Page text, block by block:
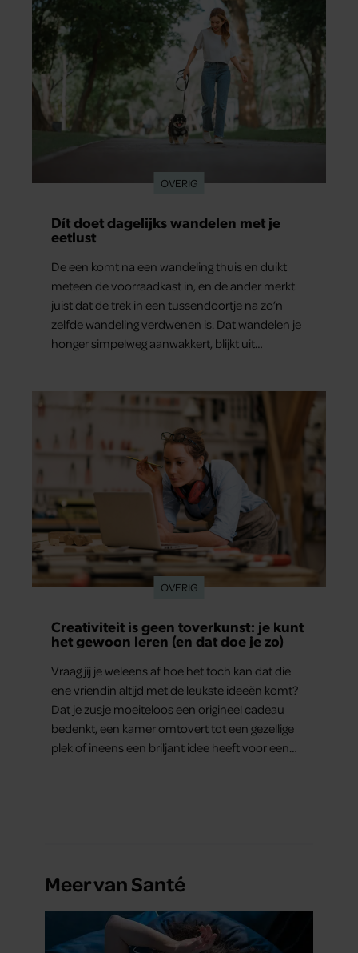
OVERIG
Dít doet dagelijks wandelen met je
eetlust
De een komt na een wandeling thuis en duikt
meteen de voorraadkast in, en de ander merkt
juist dat de trek in een tussendoortje na zo’n
zelfde wandeling verdwenen is. Dat wandelen je
honger simpelweg aanwakkert, blijkt uit
OVERIG
Creativiteit is geen toverkunst: je kunt
het gewoon leren (en dat doe je zo)
Vraag jij je weleens af hoe het toch kan dat die
ene vriendin altijd met de leukste ideeën komt?
Dat je zusje moeiteloos een origineel cadeau
bedenkt, een kamer omtovert tot een gezellige
plek of ineens een briljant idee heeft voor een
Meer van Santé